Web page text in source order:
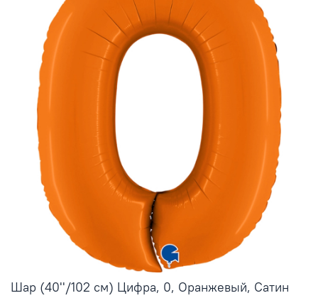
Шар (40''/102 см) Цифра, 0, Оранжевый, Сатин